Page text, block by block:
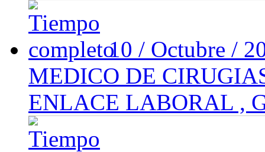
10 / Octubre /
MEDICO DE
ENLACE LABORAL ,